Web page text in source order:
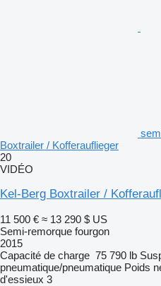
Boxtrailer / Kofferauflieger
20
VIDÉO
Kel-Berg Boxtrailer /
11 500 € ≈ 13 290 $ US
Semi-remorque fourgon
2015
Capacité de charge 75 790 lb
pneumatique/pneumatique Poids
d'essieux 3